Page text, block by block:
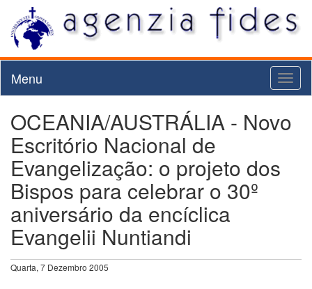
Menu
OCEANIA/AUSTRÁLIA - Novo
Escritório Nacional de
Evangelização: o projeto dos
Bispos para celebrar o 30º
aniversário da encíclica
Evangelii Nuntiandi
Quarta, 7 Dezembro 2005